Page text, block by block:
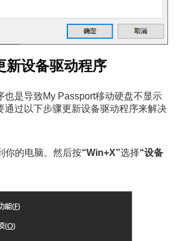
新设备驱动程序
也是导致My Passport移动硬盘不显示
通过以下步骤更新设备驱动程序来解决
你的电脑。然后按“Win+X”选择“设备